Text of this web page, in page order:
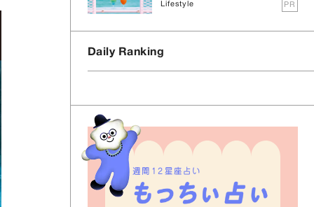
Lifestyle PR
Daily Ranking
週間12星座占い